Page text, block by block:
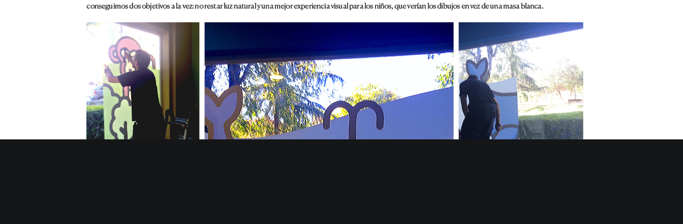
conseguimos dos objetivos a la vez: no restar luz natural y una mejor experiencia visual para los niños, que verían los dibujos en vez de una masa blanca.